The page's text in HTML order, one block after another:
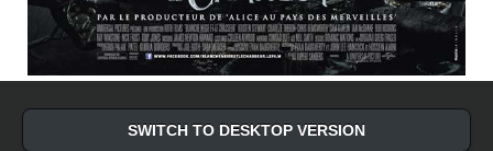
SWITCH TO DESKTOP VERSION